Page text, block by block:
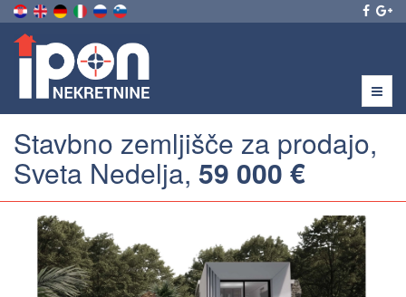
Menu
Stavbno zemljišče za prodajo,
Sveta Nedelja, 59 000 €